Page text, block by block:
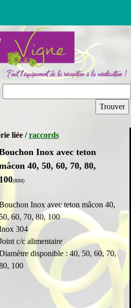
liée /raccords
Inox avec teton
40, 50, 60, 70, 80,
100(BIM)
Inox avec teton mâcon 40,
50, 60, 70, 80, 100
304
c/c alimentaire
disponible : 40, 50, 60, 70,
100